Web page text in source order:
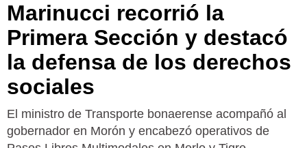
Marinucci recorrió la
Primera Sección y destacó
la defensa de los derechos
sociales
El ministro de Transporte bonaerense acompañó al
gobernador en Morón y encabezó operativos de